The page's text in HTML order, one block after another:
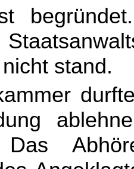
stand.
Das